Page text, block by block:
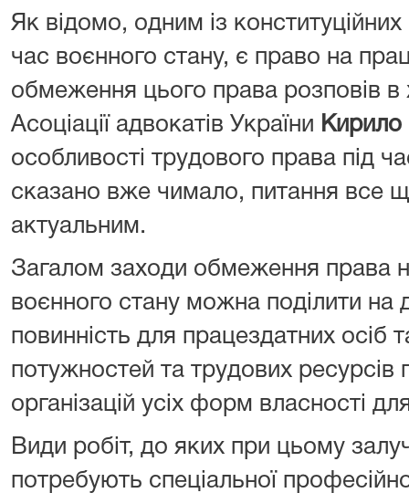
Як відомо, одним із
час воєнного стану, є право на
обмеження цього права розповів в
Асоціації адвокатів України Кирило
особливості трудового права під
сказано вже чимало, питання все
актуальним.
Загалом заходи обмеження права
воєнного стану можна поділити на
повинність для працездатних осіб
потужностей та трудових ресурсів
організацій усіх форм власності
Види робіт, до яких при цьому
потребують спеціальної